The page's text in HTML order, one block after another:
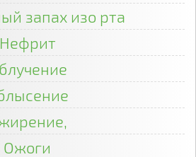
запах изо рта
Нефрит
Ожоги